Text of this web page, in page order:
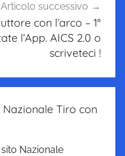
Articolo successivo
con l’arco – 1°
l’App. AICS 2.0 o
scriveteci !
Tiro con
Nazionale